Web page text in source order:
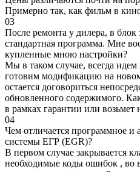
Примерно так, как фильм в
03
После ремонта у дилера, в блок
стандартная программа. Мне
купленные мною настройки?
Мы в таком случае, всегда идем
готовим модификацию на
остается договориться
обновленного содержимого.
в рамках гарантии или возьмет
04
Чем отличается программное и
системы ЕГР (EGR)?
В первом случае закрывается
необходимые коды ошибок , во